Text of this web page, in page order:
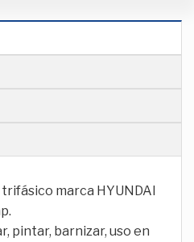
marca HYUNDAI
pintar, barnizar, uso en